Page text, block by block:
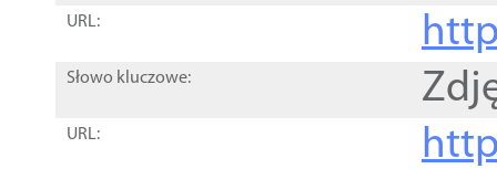
URL:
Słowo kluczowe:
URL: